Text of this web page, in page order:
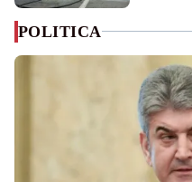
POLITICA